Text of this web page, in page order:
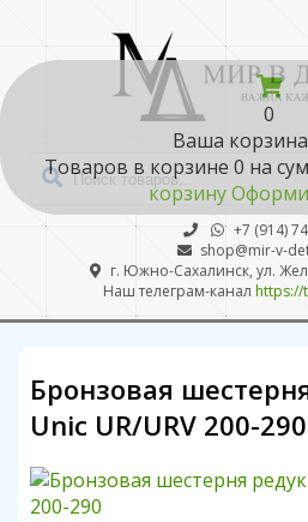
0
Ваша корзина
Товаров в корзине 0 на
корзину
+7 (914)
shop@mir-v-
г. Южно-Сахалинск, ул.
Наш телеграм-канал https://
Бронзовая
Unic UR/URV 200-290